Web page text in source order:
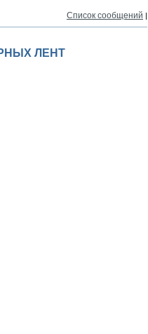
Список сообщений |
ЛЕНТ